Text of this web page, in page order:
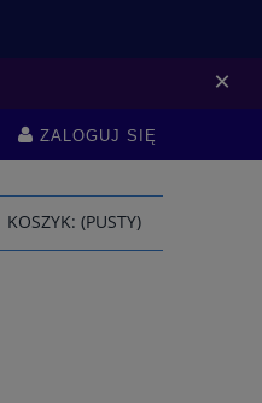
×
ZALOGUJ SIĘ
KOSZYK: (PUSTY)